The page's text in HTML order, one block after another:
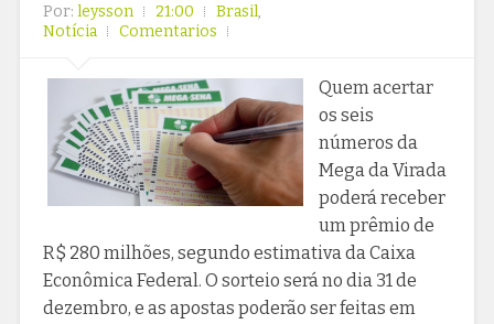
Por: leysson 21:00 Brasil,
Notícia
Comentarios
Quem acertar
os seis
números da
Mega da Virada
poderá receber
um prêmio de
R$ 280 milhões, segundo estimativa da Caixa
Econômica Federal. O sorteio será no dia 31 de
dezembro, e as apostas poderão ser feitas em